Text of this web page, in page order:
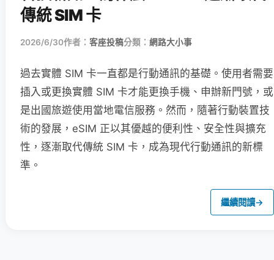
傳統 SIM 卡
2026/6/30作者： 客座投稿分類： 網路大小事
過去實體 SIM 卡一直都是行動通訊的基礎。使用者需要
插入或更換實體 SIM 卡才能更換手機、申辦新門號，或
是出國旅遊使用當地電信服務。然而，隨著行動裝置技
術的發展，eSIM 正以其優越的便利性、安全性與擴充
性，逐漸取代傳統 SIM 卡，成為現代行動通訊的新標
準。
繼續閱讀→